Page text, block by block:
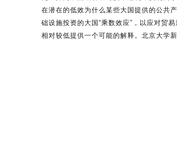
在潜在的低效为什么某些大国提供的公共
础设施投资的大国“乘数效应”，以应对贸
相对较低提供一个可能的解释。北京大学